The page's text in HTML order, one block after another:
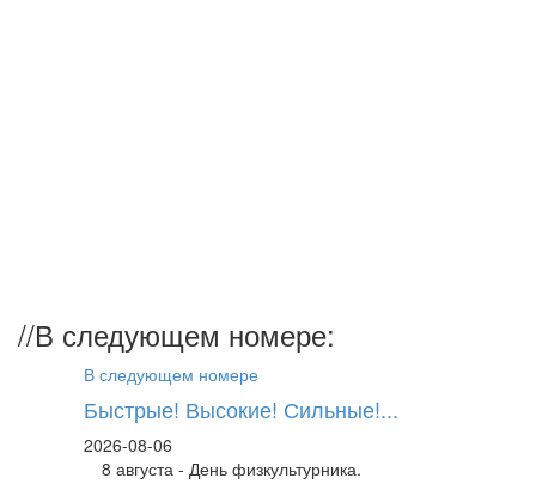
//В следующем номере:
В следующем номере
Быстрые! Высокие! Сильные!...
2026-08-06
8 августа - День физкультурника.